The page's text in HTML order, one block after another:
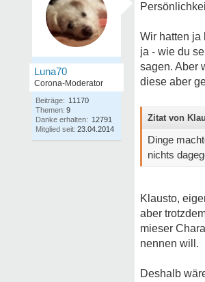
Luna70
Corona-Moderator
Beiträge: 11170
Themen: 9
Danke erhalten: 12791
Mitglied seit: 23.04.2014
Wir hatten ja
ja - wie du
sagen. Aber
diese aber
Zitat von
Dinge
nichts
Klausto,
aber
mieser
nennen will.
Deshalb